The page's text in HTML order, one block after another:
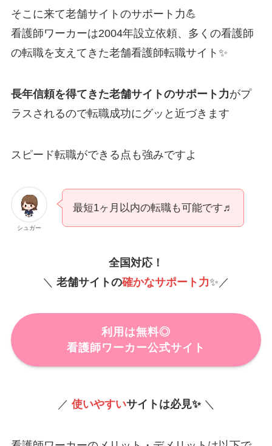
そこに来て老舗サイトのサポート力💪
看護師ワーカーは2004年設立依頼、多くの看護師
の転職を支えてきた老舗看護師転職サイト✨
長年信頼を得てきた老舗サイトのサポート力がプ
ラスされるので転職成功にグッと近づきます
スピード転職ができる点も強みですよ
シュガー
最短1ヶ月以内の転職も可能です♬
全国対応！
＼ 老舗サイトの確かなサポート力✨／
利用は無料◎
看護師ワーカー公式サイト
／ 使いやすいサイトは必見✨＼